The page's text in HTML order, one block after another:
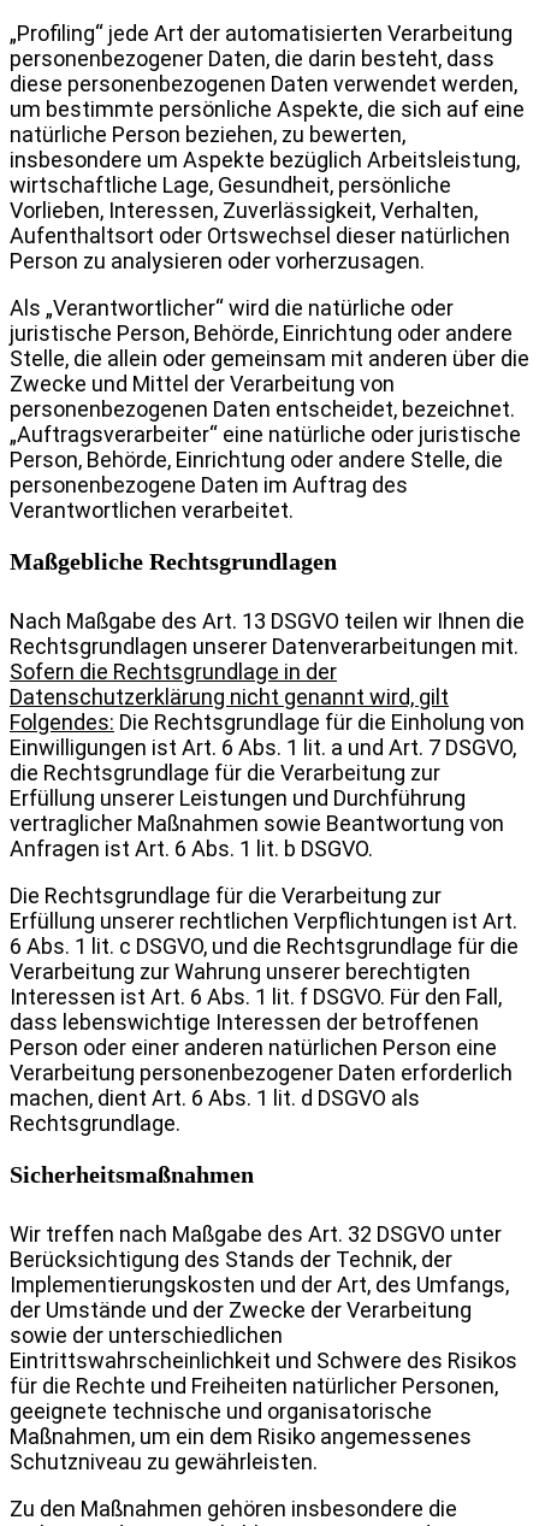
„Profiling“ jede Art der automatisierten Verarbeitung
personenbezogener Daten, die darin besteht, dass
diese personenbezogenen Daten verwendet werden,
um bestimmte persönliche Aspekte, die sich auf eine
natürliche Person beziehen, zu bewerten,
insbesondere um Aspekte bezüglich Arbeitsleistung,
wirtschaftliche Lage, Gesundheit, persönliche
Vorlieben, Interessen, Zuverlässigkeit, Verhalten,
Aufenthaltsort oder Ortswechsel dieser natürlichen
Person zu analysieren oder vorherzusagen.
Als „Verantwortlicher“ wird die natürliche oder
juristische Person, Behörde, Einrichtung oder andere
Stelle, die allein oder gemeinsam mit anderen über die
Zwecke und Mittel der Verarbeitung von
personenbezogenen Daten entscheidet, bezeichnet.
„Auftragsverarbeiter“ eine natürliche oder juristische
Person, Behörde, Einrichtung oder andere Stelle, die
personenbezogene Daten im Auftrag des
Verantwortlichen verarbeitet.
Maßgebliche Rechtsgrundlagen
Nach Maßgabe des Art. 13 DSGVO teilen wir Ihnen die
Rechtsgrundlagen unserer Datenverarbeitungen mit.
Sofern die Rechtsgrundlage in der
Datenschutzerklärung nicht genannt wird, gilt
Folgendes: Die Rechtsgrundlage für die Einholung von
Einwilligungen ist Art. 6 Abs. 1 lit. a und Art. 7 DSGVO,
die Rechtsgrundlage für die Verarbeitung zur
Erfüllung unserer Leistungen und Durchführung
vertraglicher Maßnahmen sowie Beantwortung von
Anfragen ist Art. 6 Abs. 1 lit. b DSGVO.
Die Rechtsgrundlage für die Verarbeitung zur
Erfüllung unserer rechtlichen Verpflichtungen ist Art.
6 Abs. 1 lit. c DSGVO, und die Rechtsgrundlage für die
Verarbeitung zur Wahrung unserer berechtigten
Interessen ist Art. 6 Abs. 1 lit. f DSGVO. Für den Fall,
dass lebenswichtige Interessen der betroffenen
Person oder einer anderen natürlichen Person eine
Verarbeitung personenbezogener Daten erforderlich
machen, dient Art. 6 Abs. 1 lit. d DSGVO als
Rechtsgrundlage.
Sicherheitsmaßnahmen
Wir treffen nach Maßgabe des Art. 32 DSGVO unter
Berücksichtigung des Stands der Technik, der
Implementierungskosten und der Art, des Umfangs,
der Umstände und der Zwecke der Verarbeitung
sowie der unterschiedlichen
Eintrittswahrscheinlichkeit und Schwere des Risikos
für die Rechte und Freiheiten natürlicher Personen,
geeignete technische und organisatorische
Maßnahmen, um ein dem Risiko angemessenes
Schutzniveau zu gewährleisten.
Zu den Maßnahmen gehören insbesondere die